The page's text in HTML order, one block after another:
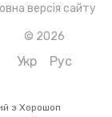
версія сайту
© 2026
Укр Рус
з Хорошоп